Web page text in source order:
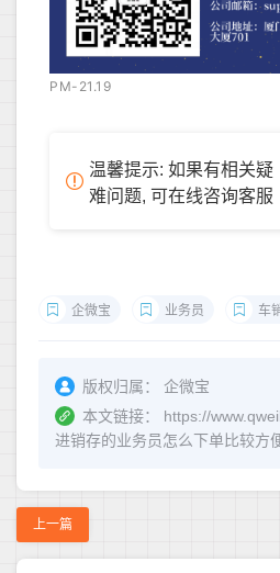
PM-21.19
温馨提示: 如果有相关疑
难问题, 可在线咨询客服
企微宝 业务员 车
版权归属：
企微宝
本文链接：
https://
进销存的业务员怎么下单比较方
上一篇